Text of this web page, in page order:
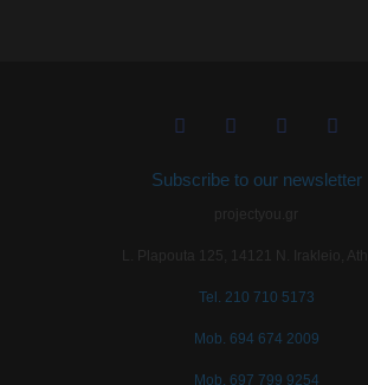
Subscribe to our newsletter
projectyou.gr
L. Plapouta 125, 14121 N. Irakleio,
Tel. 210 710 5173
Mob. 694 674 2009
Mob. 697 799 9254